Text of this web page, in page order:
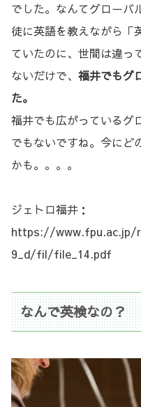
でした。なんてグロー
徒に英語を教えながら「
ていたのに、世間は違
ないだけで、 福井でもグ
た。
福井でも広がっているグ
でもないですね。今にど
かも。。。。
ジェトロ福井：
https://www.fpu.ac.jp/
9_d/fil/file_14.pdf
なんで英検なの？